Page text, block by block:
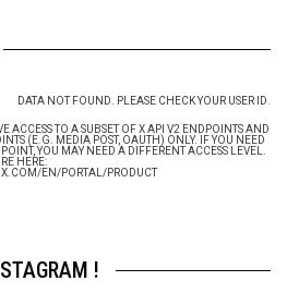
DATA NOT FOUND. PLEASE CHECK YOUR USER ID.
ACCESS TO A SUBSET OF X API V2 ENDPOINTS AND
(E.G. MEDIA POST, OAUTH) ONLY. IF YOU NEED
YOU MAY NEED A DIFFERENT ACCESS LEVEL.
HERE:
EN/PORTAL/PRODUCT
!